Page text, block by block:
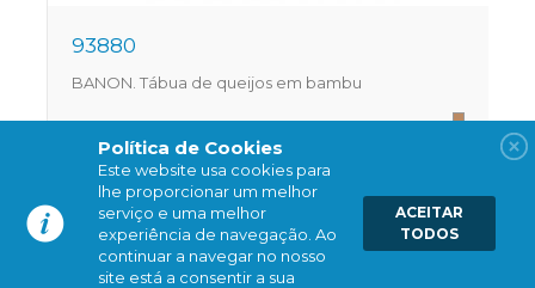
Política de Cookies
Este website usa cookies para
lhe proporcionar um melhor
serviço e uma melhor
experiência de navegação. Ao
continuar a navegar no nosso
site está a consentir a sua
ACEITAR
TODOS
93880
BANON. Tábua de queijos em bambu